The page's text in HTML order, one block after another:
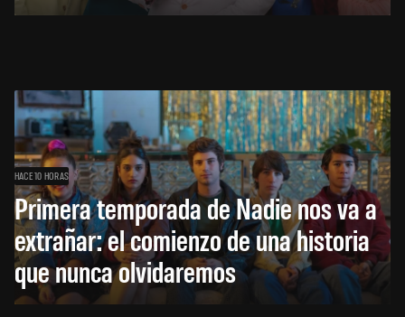
HACE 10 HORAS
Primera temporada de Nadie nos va a
extrañar: el comienzo de una historia
que nunca olvidaremos